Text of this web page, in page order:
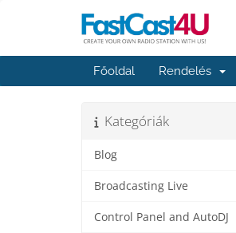
Főoldal Rendelés
Kategóriák
Blog
Broadcasting Live
Control Panel and AutoDJ